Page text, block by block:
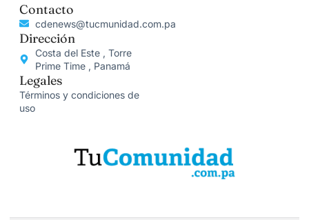
Contacto
cdenews@tucmunidad.com.pa
Dirección
Costa del Este , Torre
Prime Time , Panamá
Legales
Términos y condiciones de
uso